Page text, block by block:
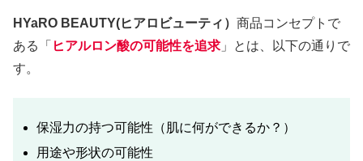
HYaRO BEAUTY(ヒアロビューティ） 商品コンセプトで
ある「 ヒアルロン酸の可能性を追求 」とは、以下の通りで
す。
保湿力の持つ可能性（肌に何ができるか？）
用途や形状の可能性